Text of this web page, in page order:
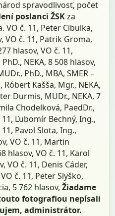
spravodlivosť, počet
poslanci ŽSKza
VO č. 11, Peter Cibulka,
VO č. 11, Patrik Groma,
hlasov, VO č. 11,
NEKA, 8 508 hlasov,
PhD., MBA, SMER –
Róbert Kašša, Mgr., NEKA,
Durmis, MUDr., NEKA, 7
Chodelková, PaedDr.,
11, Ľubomír Bechný, Ing.,
11, Pavol Slota, Ing.,
VO č. 11, Martin
hlasov, VO č. 11, Karol
VO č. 11, Denis Cáder,
č. 11, Peter Slyško,
5 762 hlasov,Žiadame
fotografiou nepísali
administrátor.